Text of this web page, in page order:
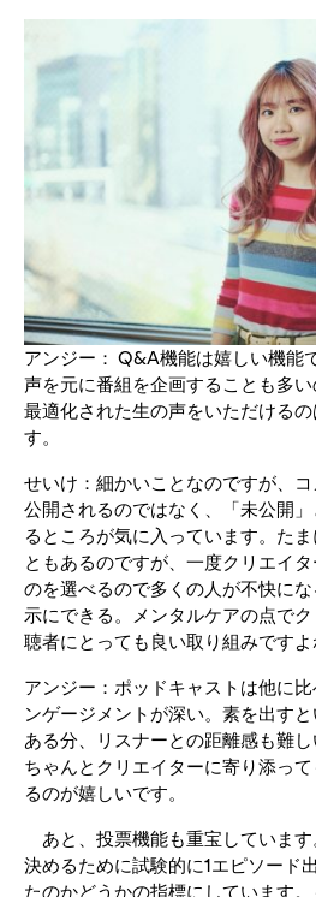
アンジー： Q&A機能は嬉しい機能
声を元に番組を企画することも多
最適化された生の声をいただける
す。
せいけ：細かいことなのですが、
公開されるのではなく、「未公開
るところが気に入っています。た
ともあるのですが、一度クリエイ
のを選べるので多くの人が不快に
示にできる。メンタルケアの点で
聴者にとっても良い取り組みですよ
アンジー：ポッドキャストは他に
ンゲージメントが深い。素を出す
ある分、リスナーとの距離感も難し
ちゃんとクリエイターに寄り添っ
るのが嬉しいです。
あと、投票機能も重宝していま
決めるために試験的に1エピソード
たのかどうかの指標にしています